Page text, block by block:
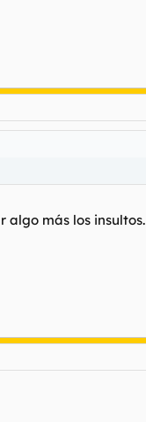
algo más los insultos.